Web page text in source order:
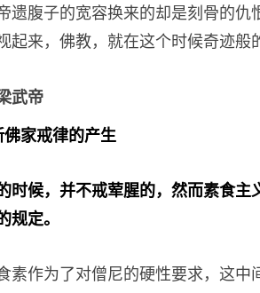
遗腹子的宽容换来的却是刻骨的
起来，佛教，就在这个时候奇迹般
武帝
家戒律的产生
时候，并不戒荤腥的，然而素食
规定。
素作为了对僧尼的硬性要求，这